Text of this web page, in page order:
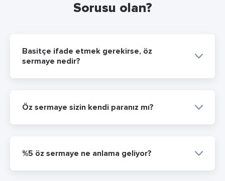
Sorusu olan?
Basitçe ifade etmek gerekirse, öz
sermaye nedir?
Öz sermaye sizin kendi paranız mı?
%5 öz sermaye ne anlama geliyor?